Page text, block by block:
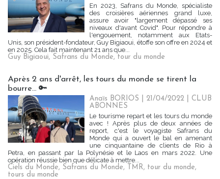
En 2023, Safrans du Monde, spécialiste
des croisières aériennes grand luxe,
assure avoir "largement dépassé ses
niveaux d'avant Covid". Pour répondre à
l'engouement, notamment aux Etats-
Unis, son président-fondateur, Guy Bigiaoui, étoffe son offre en 2024 et
en 2025. Cela fait maintenant 21 ans que...
Guy Bigiaoui, Safrans du Monde, tour du monde
Après 2 ans d'arrêt, les tours du monde se tirent la
bourre... 🔑
Anaïs BORIOS | 21/04/2022 |CLUB
ABONNES
Le tourisme repart et les tours du monde
avec ! Après plus de deux années de
report, c'est le voyagiste Safrans du
Monde qui a ouvert le bal en amenant
une cinquantaine de clients de Rio à
Petra, en passant par la Polynésie et le Laos en mars 2022. Une
opération réussie bien que délicate à mettre...
Ciels du Monde, Safrans du Monde, TMR, tour du monde,
tours du monde